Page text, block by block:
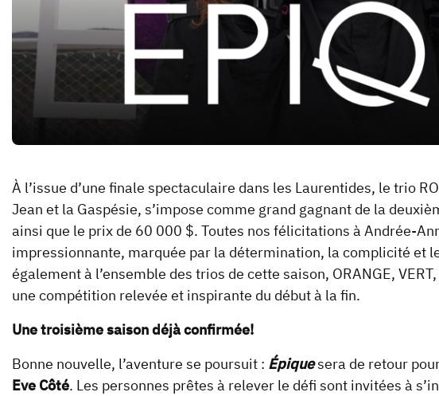
À l’issue d’une finale spectaculaire dans les Laurentides, le trio
Jean et la Gaspésie, s’impose comme grand gagnant de la
ainsi que le prix de 60 000 $. Toutes nos félicitations à Andrée-
impressionnante, marquée par la détermination, la complicité et
également à l’ensemble des trios de cette saison, ORANGE,
une compétition relevée et inspirante du début à la fin.
Une troisième saison déjà confirmée!
Bonne nouvelle, l’aventure se poursuit : Épiquesera de retour
Eve Côté. Les personnes prêtes à relever le défi sont invitées à